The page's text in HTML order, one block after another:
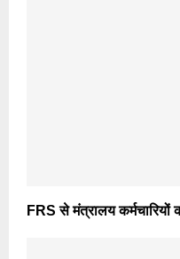
FRS से मंत्रालय कर्मचारियों